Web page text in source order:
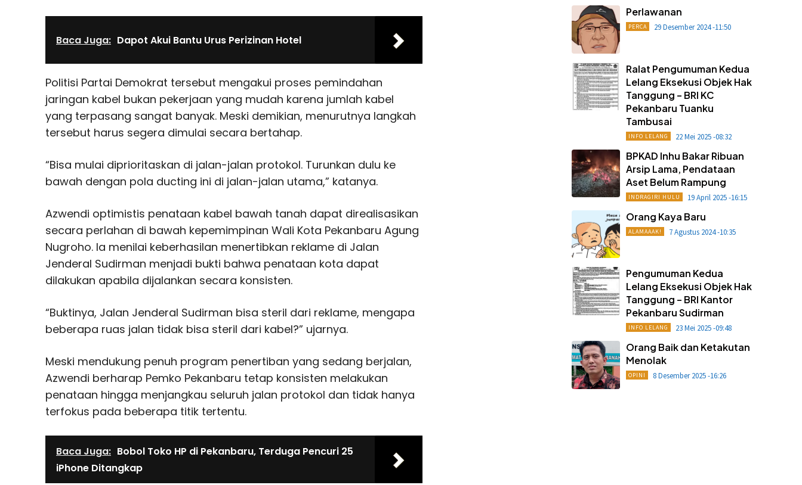
Baca Juga: Dapot Akui Bantu Urus Perizinan Hotel
Politisi Partai Demokrat tersebut mengakui proses pemindahan
jaringan kabel bukan pekerjaan yang mudah karena jumlah kabel
yang terpasang sangat banyak. Meski demikian, menurutnya langkah
tersebut harus segera dimulai secara bertahap.
“Bisa mulai diprioritaskan di jalan-jalan protokol. Turunkan dulu ke
bawah dengan pola ducting ini di jalan-jalan utama,” katanya.
Azwendi optimistis penataan kabel bawah tanah dapat direalisasikan
secara perlahan di bawah kepemimpinan Wali Kota Pekanbaru Agung
Nugroho. Ia menilai keberhasilan menertibkan reklame di Jalan
Jenderal Sudirman menjadi bukti bahwa penataan kota dapat
dilakukan apabila dijalankan secara konsisten.
“Buktinya, Jalan Jenderal Sudirman bisa steril dari reklame, mengapa
beberapa ruas jalan tidak bisa steril dari kabel?” ujarnya.
Meski mendukung penuh program penertiban yang sedang berjalan,
Azwendi berharap Pemko Pekanbaru tetap konsisten melakukan
penataan hingga menjangkau seluruh jalan protokol dan tidak hanya
terfokus pada beberapa titik tertentu.
Baca Juga: Bobol Toko HP di Pekanbaru, Terduga Pencuri 25
iPhone Ditangkap
Perlawanan
PERCA 29 Desember 2024 -11:50
Ralat Pengumuman Kedua
Lelang Eksekusi Objek Hak
Tanggung – BRI KC
Pekanbaru Tuanku
Tambusai
INFO LELANG 22 Mei 2025 -08:32
BPKAD Inhu Bakar Ribuan
Arsip Lama, Pendataan
Aset Belum Rampung
INDRAGIRI HULU 19 April 2025 -16:15
Orang Kaya Baru
ALAMAAAK! 7 Agustus 2024 -10:35
Pengumuman Kedua
Lelang Eksekusi Objek Hak
Tanggung – BRI Kantor
Pekanbaru Sudirman
INFO LELANG 23 Mei 2025 -09:48
Orang Baik dan Ketakutan
Menolak
OPINI 8 Desember 2025 -16:26